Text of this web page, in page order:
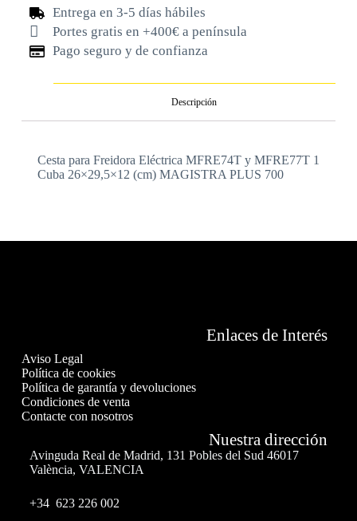
Entrega en 3-5 días hábiles
Portes gratis en +400€ a península
Pago seguro y de confianza
Descripción
Cesta para Freidora Eléctrica MFRE74T y MFRE77T 1
Cuba 26×29,5×12 (cm) MAGISTRA PLUS 700
Enlaces de Interés
Aviso Legal
Política de cookies
Política de garantía y devoluciones
Condiciones de venta
Contacte con nosotros
Nuestra dirección
Avinguda Real de Madrid, 131 Pobles del Sud 46017
València, VALENCIA
+34 623 226 002